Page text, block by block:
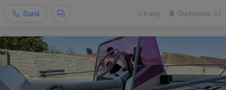
Sună Cluj-Napoca, CJ
6 aug.